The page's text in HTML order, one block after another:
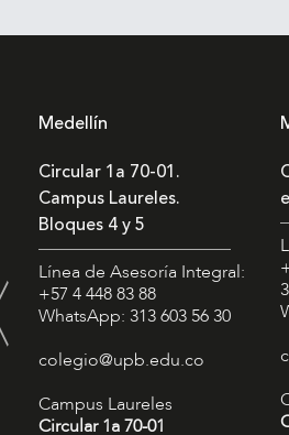
Medellín
Circular 1a 70-01.
Campus Laureles.
Bloques 4 y 5
Línea de Asesoría Integral:
+57 4 448 83 88
WhatsApp: 313 603 56 30
colegio@upb.edu.co
Campus Laureles
Circular 1a 70-01